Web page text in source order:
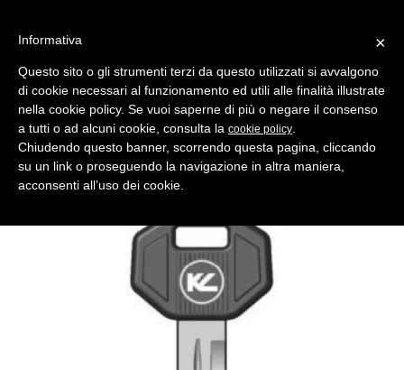
Indietro
CHIAVI AUTO > CHIAVI AUTO TESTA PLASTICA
chiave auto dc4p nero tp asc
Comparativo Silca MIT5RP Produttore Key Line
×
Informativa
Questo sito o gli strumenti terzi da questo utilizzati si avvalgono
di cookie necessari al funzionamento ed utili alle finalità illustrate
nella cookie policy. Se vuoi saperne di più o negare il consenso
a tutti o ad alcuni cookie, consulta la cookie policy
Chiudendo questo banner, scorrendo questa pagina, cliccando
su un link o proseguendo la navigazione in altra maniera,
acconsenti all’uso dei cookie.